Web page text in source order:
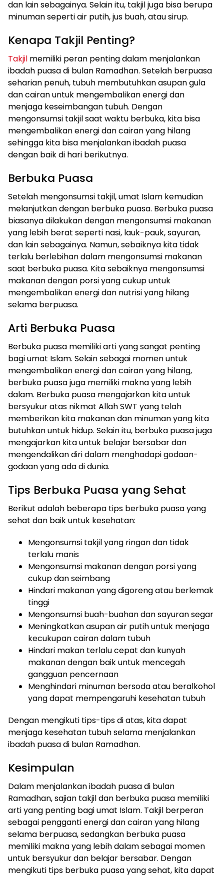
dan lain sebagainya. Selain itu, takjil juga bisa berupa
minuman seperti air putih, jus buah, atau sirup.
Kenapa Takjil Penting?
Takjil memiliki peran penting dalam menjalankan
ibadah puasa di bulan Ramadhan. Setelah berpuasa
seharian penuh, tubuh membutuhkan asupan gula
dan cairan untuk mengembalikan energi dan
menjaga keseimbangan tubuh. Dengan
mengonsumsi takjil saat waktu berbuka, kita bisa
mengembalikan energi dan cairan yang hilang
sehingga kita bisa menjalankan ibadah puasa
dengan baik di hari berikutnya.
Berbuka Puasa
Setelah mengonsumsi takjil, umat Islam kemudian
melanjutkan dengan berbuka puasa. Berbuka puasa
biasanya dilakukan dengan mengonsumsi makanan
yang lebih berat seperti nasi, lauk-pauk, sayuran,
dan lain sebagainya. Namun, sebaiknya kita tidak
terlalu berlebihan dalam mengonsumsi makanan
saat berbuka puasa. Kita sebaiknya mengonsumsi
makanan dengan porsi yang cukup untuk
mengembalikan energi dan nutrisi yang hilang
selama berpuasa.
Arti Berbuka Puasa
Berbuka puasa memiliki arti yang sangat penting
bagi umat Islam. Selain sebagai momen untuk
mengembalikan energi dan cairan yang hilang,
berbuka puasa juga memiliki makna yang lebih
dalam. Berbuka puasa mengajarkan kita untuk
bersyukur atas nikmat Allah SWT yang telah
memberikan kita makanan dan minuman yang kita
butuhkan untuk hidup. Selain itu, berbuka puasa juga
mengajarkan kita untuk belajar bersabar dan
mengendalikan diri dalam menghadapi godaan-
godaan yang ada di dunia.
Tips Berbuka Puasa yang Sehat
Berikut adalah beberapa tips berbuka puasa yang
sehat dan baik untuk kesehatan:
Mengonsumsi takjil yang ringan dan tidak
terlalu manis
Mengonsumsi makanan dengan porsi yang
cukup dan seimbang
Hindari makanan yang digoreng atau berlemak
tinggi
Mengonsumsi buah-buahan dan sayuran segar
Meningkatkan asupan air putih untuk menjaga
kecukupan cairan dalam tubuh
Hindari makan terlalu cepat dan kunyah
makanan dengan baik untuk mencegah
gangguan pencernaan
Menghindari minuman bersoda atau beralkohol
yang dapat mempengaruhi kesehatan tubuh
Dengan mengikuti tips-tips di atas, kita dapat
menjaga kesehatan tubuh selama menjalankan
ibadah puasa di bulan Ramadhan.
Kesimpulan
Dalam menjalankan ibadah puasa di bulan
Ramadhan, sajian takjil dan berbuka puasa memiliki
arti yang penting bagi umat Islam. Takjil berperan
sebagai pengganti energi dan cairan yang hilang
selama berpuasa, sedangkan berbuka puasa
memiliki makna yang lebih dalam sebagai momen
untuk bersyukur dan belajar bersabar. Dengan
mengikuti tips berbuka puasa yang sehat, kita dapat